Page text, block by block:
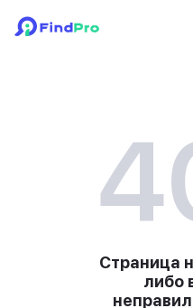
Страница
либо